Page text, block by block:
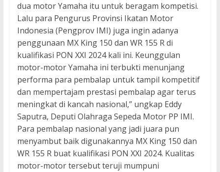
dua motor Yamaha itu untuk beragam kompetisi.
Lalu para Pengurus Provinsi Ikatan Motor
Indonesia (Pengprov IMI) juga ingin adanya
penggunaan MX King 150 dan WR 155 R di
kualifikasi PON XXI 2024 kali ini. Keunggulan
motor-motor Yamaha ini terbukti menunjang
performa para pembalap untuk tampil kompetitif
dan mempertajam prestasi pembalap agar terus
meningkat di kancah nasional,” ungkap Eddy
Saputra, Deputi Olahraga Sepeda Motor PP IMI.
Para pembalap nasional yang jadi juara pun
menyambut baik digunakannya MX King 150 dan
WR 155 R buat kualifikasi PON XXI 2024. Kualitas
motor-motor tersebut teruji mumpuni